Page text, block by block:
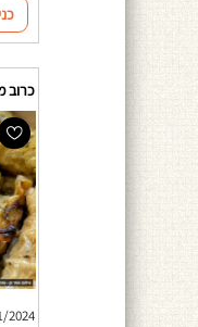
כרוב
2024